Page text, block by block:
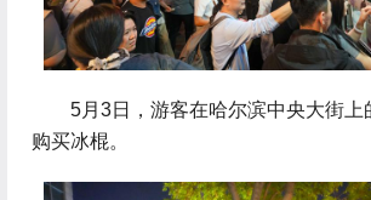
5月3日，游客在哈尔滨中央大街上
购买冰棍。